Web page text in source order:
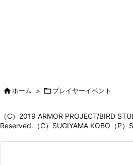
ホーム > プレイヤーイベント
（C）2019 ARMOR PROJECT/BIRD
Reserved.（C）SUGIYAMA KOBO（P）